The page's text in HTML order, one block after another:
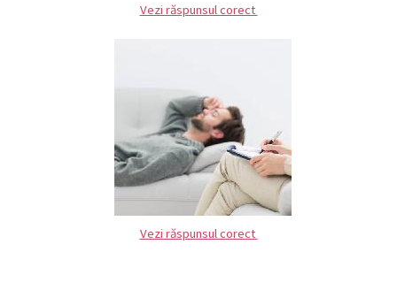
Vezi răspunsul corect
Vezi răspunsul corect